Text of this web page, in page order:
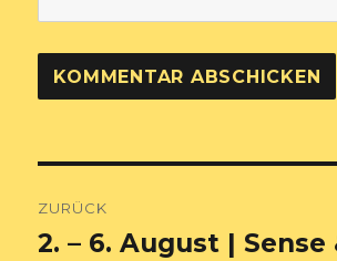
ZURÜCK
Vorheriger
2. – 6. August | Sense